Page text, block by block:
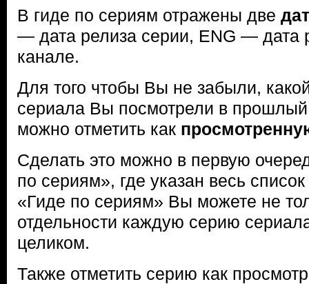
В гиде по сериям отражены две
— дата релиза серии, ENG — дата
канале.
Для того чтобы Вы не забыли,
сериала Вы посмотрели в
можно отметить как
Сделать это можно в первую
по сериям», где указан весь
«Гиде по сериям» Вы можете не
отдельности каждую серию
целиком.
Также отметить серию как